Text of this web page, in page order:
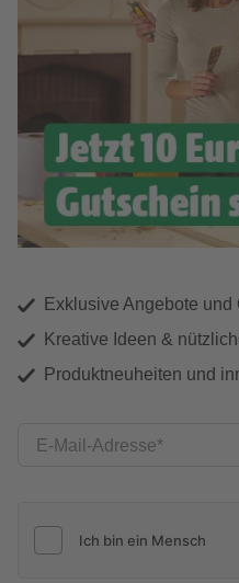
Exklusive Angebote
Kreative Ideen &
Produktneuheiten und
E-Mail-Adresse